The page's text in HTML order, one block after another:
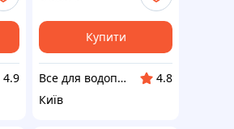
4.9
Купити
Все для водопостачання
4.8
Київ